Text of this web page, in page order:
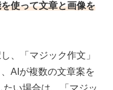
使って文章と画像を
、「マジック作文」
AIが複数の文章案を
い場合は、「マジッ